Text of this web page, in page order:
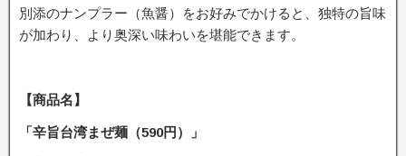
別添のナンプラー（魚醤）をお好みでかけると、独特の旨味
が加わり、より奥深い味わいを堪能できます。
【商品名】
「辛旨台湾まぜ麺（590円）」